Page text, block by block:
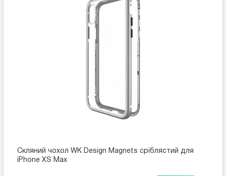
Скляний чохол WK Design Magnets сріблястий для
iPhone XS Max